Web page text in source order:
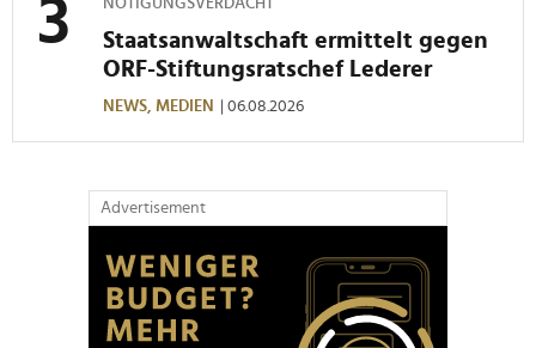
analysieren. Außerdem geben wir Informationen zu Ihrer
Verwendung unserer Website an unsere Partner für
soziale Medien, Werbung und Analysen weiter. Unsere
Partner führen diese Informationen möglicherweise mit
weiteren Daten zusammen, die Sie ihnen bereitgestellt
gesammelt haben.
NÖTIGUNGSVERDACHT
Staatsanwaltschaft ermittelt gegen
ORF-Stiftungsratschef Lederer
NEWS, MEDIEN | 06.08.2026
Advertisement